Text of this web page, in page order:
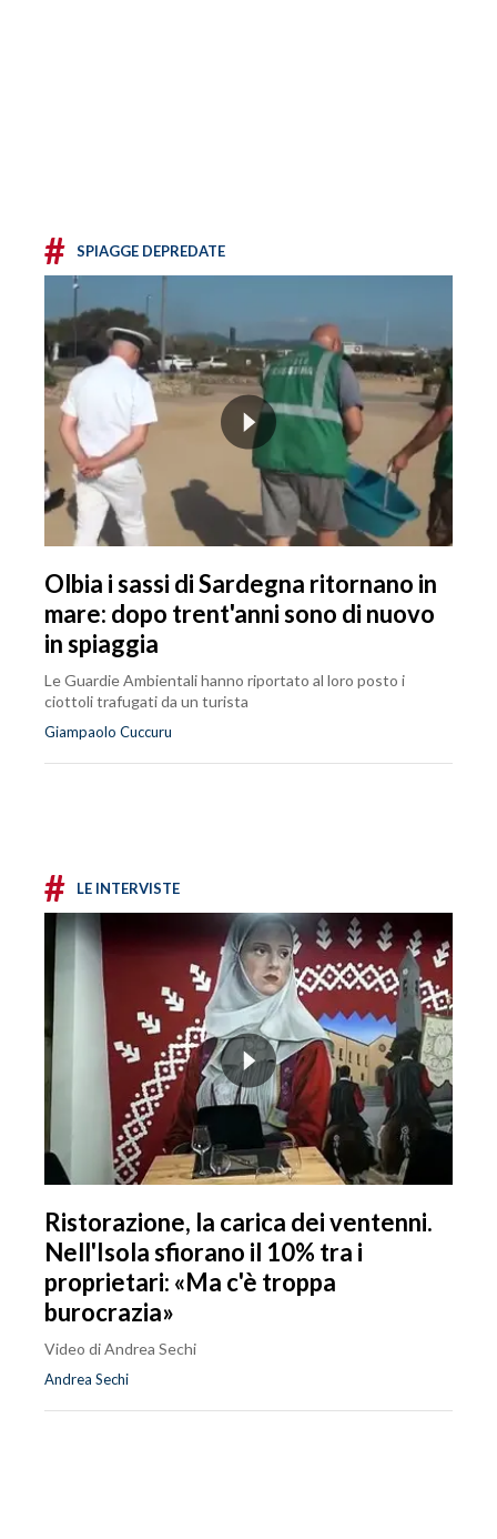
# SPIAGGE DEPREDATE
Olbia i sassi di Sardegna ritornano in
mare: dopo trent'anni sono di nuovo
in spiaggia
Le Guardie Ambientali hanno riportato al loro posto i
ciottoli trafugati da un turista
Giampaolo Cuccuru
# LE INTERVISTE
Ristorazione, la carica dei ventenni.
Nell'Isola sfiorano il 10% tra i
proprietari: «Ma c'è troppa
burocrazia»
Video di Andrea Sechi
Andrea Sechi